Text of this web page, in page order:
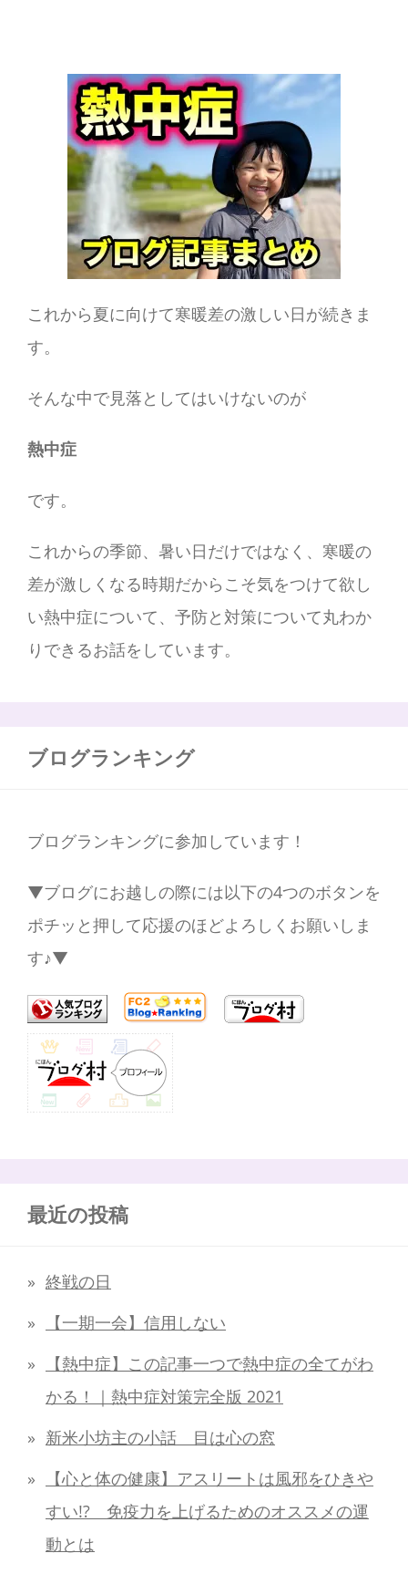
これから夏に向けて寒暖差の激しい日が続きま
す。
そんな中で見落としてはいけないのが
熱中症
です。
これからの季節、暑い日だけではなく、寒暖の
差が激しくなる時期だからこそ気をつけて欲し
い熱中症について、予防と対策について丸わか
りできるお話をしています。
ブログランキング
ブログランキングに参加しています！
▼ブログにお越しの際には以下の4つのボタンを
ポチッと押して応援のほどよろしくお願いしま
す♪▼
最近の投稿
終戦の日
【一期一会】信用しない
【熱中症】この記事一つで熱中症の全てがわ
かる！｜熱中症対策完全版 2021
新米小坊主の小話 目は心の窓
【心と体の健康】アスリートは風邪をひきや
すい!? 免疫力を上げるためのオススメの運
動とは